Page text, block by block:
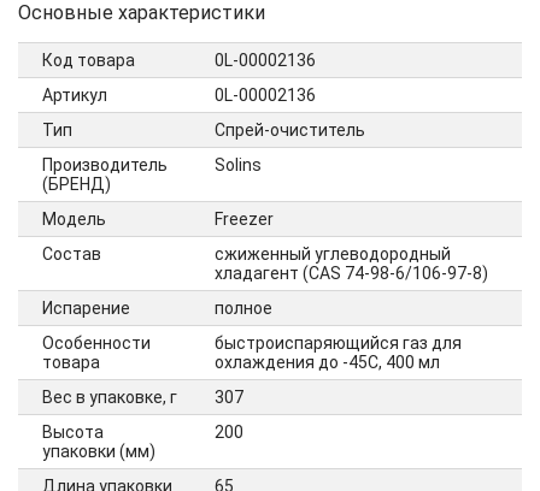
Основные характеристики
Код товара
0L-00002136
Артикул
0L-00002136
Тип
Спрей-очиститель
Производитель
(БРЕНД)
Solins
Модель
Freezer
Состав
сжиженный углеводородный
хладагент (CAS 74-98-6/106-97-8)
Испарение
полное
Особенности
товара
быстроиспаряющийся газ для
охлаждения до -45С, 400 мл
Вес в упаковке, г
307
Высота
упаковки (мм)
200
Длина упаковки
65